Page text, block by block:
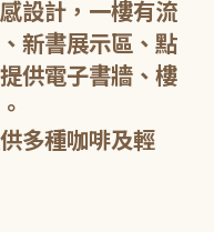
設計，一樓有流
新書展示區、點
供電子書牆、樓
多種咖啡及輕